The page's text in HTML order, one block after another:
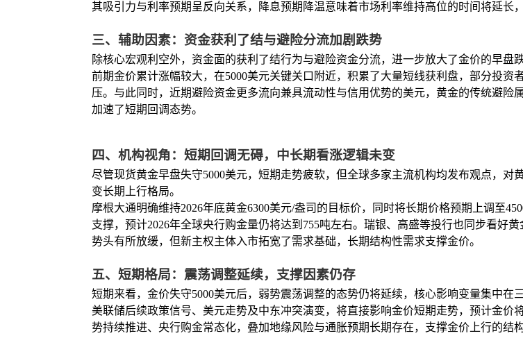
其吸引力与利率预期呈反向关系，降息预期降温意味着市场利率维持高位的时间将延长
三、辅助因素：资金获利了结与避险分流加剧跌势
除核心宏观利空外，资金面的获利了结行为与避险资金分流，进一步放大了金价的早盘
前期金价累计涨幅较大，在5000美元关键关口附近，积累了大量短线获利盘，部分投
压。与此同时，近期避险资金更多流向兼具流动性与信用优势的美元，黄金的传统避险
加速了短期回调态势。
四、机构视角：短期回调无碍，中长期看涨逻辑未变
尽管现货黄金早盘失守5000美元，短期走势疲软，但全球多家主流机构均发布观点，
变长期上行格局。
摩根大通明确维持2026年底黄金6300美元/盎司的目标价，同时将长期价格预期上调至
支撑，预计2026年全球央行购金量仍将达到755吨左右。瑞银、高盛等投行也同步看好
势头有所放缓，但新主权主体入市拓宽了需求基础，长期结构性需求支撑金价。
五、短期格局：震荡调整延续，支撑因素仍存
短期来看，金价失守5000美元后，弱势震荡调整的态势仍将延续，核心影响变量集中在三
美联储后续政策信号、美元走势及中东冲突演变，将直接影响金价短期走势，预计金价
势持续推进、央行购金常态化，叠加地缘风险与通胀预期长期存在，支撑金价上行的